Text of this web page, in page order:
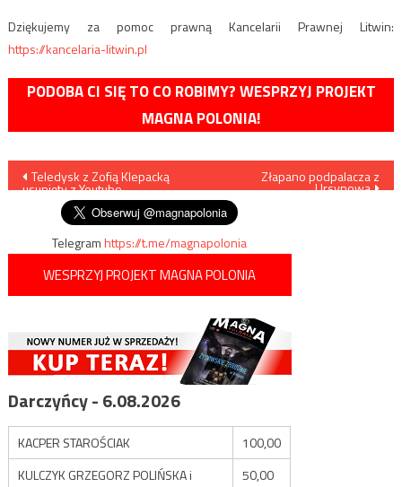
Dziękujemy za pomoc prawną Kancelarii Prawnej Litwin:
https://kancelaria-litwin.pl
PODOBA CI SIĘ TO CO ROBIMY? WESPRZYJ PROJEKT
MAGNA POLONIA!
Nawigacja
wpisu
Teledysk z Zofią Klepacką
usunięty z Youtube
Złapano podpalacza z
Ursynowa
Telegramhttps://t.me/magnapolonia
WESPRZYJ PROJEKT MAGNA POLONIA
Darczyńcy - 6.08.2026
KACPER STAROŚCIAK
100,00
KULCZYK GRZEGORZ POLIŃSKA i
50,00